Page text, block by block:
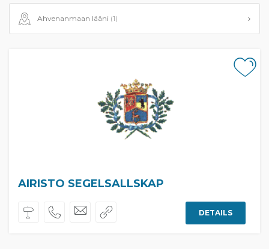
Ahvenanmaan lääni (1)
AIRISTO SEGELSALLSKAP
DETAILS